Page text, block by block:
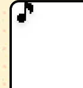
🎵